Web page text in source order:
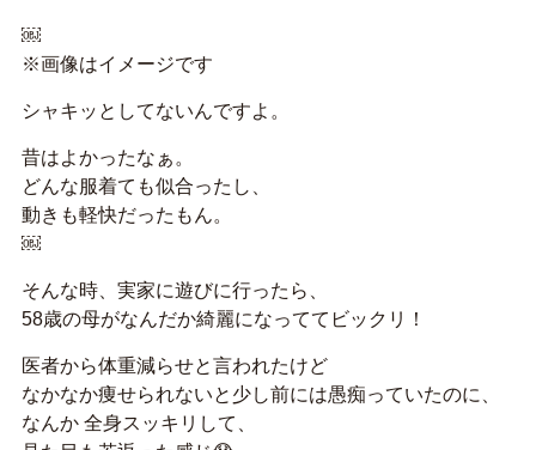
￼
※画像はイメージです
シャキッとしてないんですよ。
昔はよかったなぁ。
どんな服着ても似合ったし、
動きも軽快だったもん。
￼
そんな時、実家に遊びに行ったら、
58歳の母がなんだか綺麗になっててビックリ！
医者から体重減らせと言われたけど
なかなか痩せられないと少し前には愚痴っていたのに、
なんか 全身スッキリして、